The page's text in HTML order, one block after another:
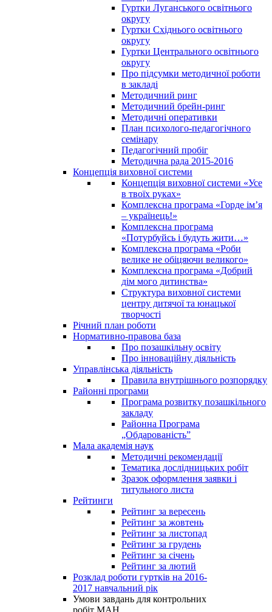
Гуртки Луганського освітнього
округу
Гуртки Східнього освітнього
округу
Гуртки Центрального освітнього
округу
Про підсумки методичної роботи
в закладі
Методичний ринг
Методичний брейн-ринг
Методичні оперативки
План психолого-педагогічного
семінару
Педагогічний пробіг
Методична рада 2015-2016
Концепція виховної системи
Концепція виховної системи «Усе
в твоїх руках»
Комплексна програма «Горде ім’я
– українець!»
Комплексна програма
«Потурбуйсь і будуть жити…»
Комплексна програма «Роби
велике не обіцяючи великого»
Комплексна програма «Добрий
дім мого дитинства»
Структура виховної системи
центру дитячої та юнацької
творчості
Річний план роботи
Нормативно-правова база
Про позашкільну освіту
Про інноваційну діяльність
Управлінська діяльність
Правила внутрішнього розпорядку
Районні програми
Програма розвитку позашкільного
закладу
Районна Програма
„Обдарованість”
Мала академія наук
Методичні рекомендації
Тематика дослідницьких робіт
Зразок оформлення заявки і
титульного листа
Рейтинги
Рейтинг за вересень
Рейтинг за жовтень
Рейтинг за листопад
Рейтинг за грудень
Рейтинг за січень
Рейтинг за лютий
Розклад роботи гуртків на 2016-
2017 навчальний рік
Умови завдань для контрольних
робіт МАН